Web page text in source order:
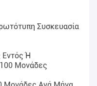
Συσκευασία
Ή
Μονάδες